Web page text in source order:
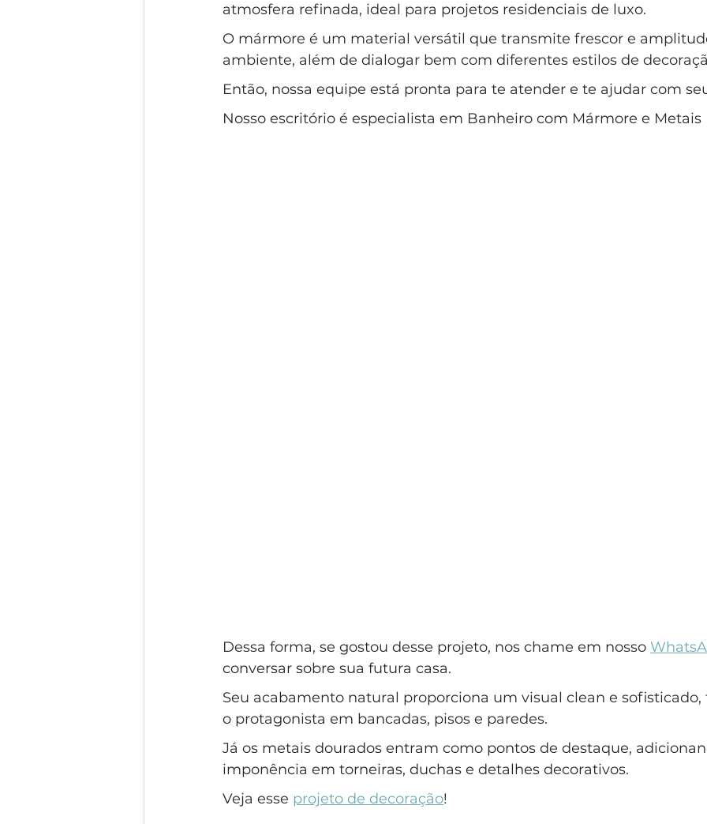
atmosfera refinada, ideal para projetos residenciais de luxo.
O mármore é um material versátil que transmite frescor e
ambiente, além de dialogar bem com diferentes estilos de
Então, nossa equipe está pronta para te atender e te ajudar com
Nosso escritório é especialista em Banheiro com Mármore e Metais
Dessa forma, se gostou desse projeto, nos chame em nosso
conversar sobre sua futura casa.
Seu acabamento natural proporciona um visual clean e sofisticado,
o protagonista em bancadas, pisos e paredes.
Já os metais dourados entram como pontos de destaque,
imponência em torneiras, duchas e detalhes decorativos.
Veja esse projeto de decoração!